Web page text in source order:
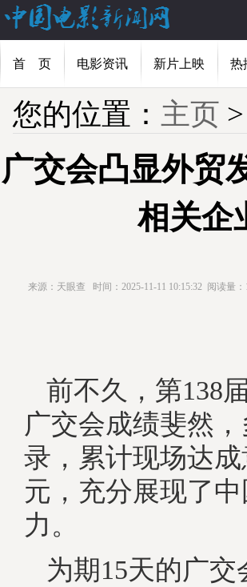
首 页 电影资讯 新片上映 热
您的位置： 主页 >
广交会凸显外贸
相关企
来源：天眼查 时间：2025-11-11 10:15:32 阅读量
前不久，第138
广交会成绩斐然
录，累计现场达
元，充分展现了
力。
为期15天的广